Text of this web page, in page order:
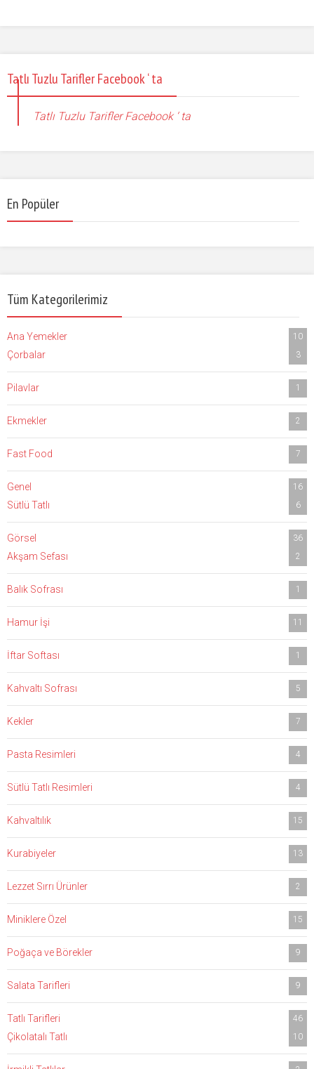
Tatlı Tuzlu Tarifler Facebook ‘ ta
Tatlı Tuzlu Tarifler Facebook ‘ ta
En Popüler
Tüm Kategorilerimiz
Ana Yemekler 10
Çorbalar 3
Pilavlar 1
Ekmekler 2
Fast Food 7
Genel 16
Sütlü Tatlı 6
Görsel 36
Akşam Sefası 2
Balık Sofrası 1
Hamur İşi 11
İftar Softası 1
Kahvaltı Sofrası 5
Kekler 7
Pasta Resimleri 4
Sütlü Tatlı Resimleri 4
Kahvaltılık 15
Kurabiyeler 13
Lezzet Sırrı Ürünler 2
Miniklere Özel 15
Poğaça ve Börekler 9
Salata Tarifleri 9
Tatlı Tarifleri 46
Çikolatalı Tatlı 10